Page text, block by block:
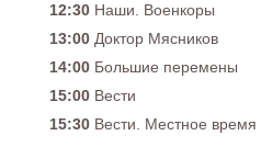
12:30 Наши. Военкоры
13:00 Доктор Мясников
14:00 Большие перемены
15:00 Вести
15:30 Вести. Местное время